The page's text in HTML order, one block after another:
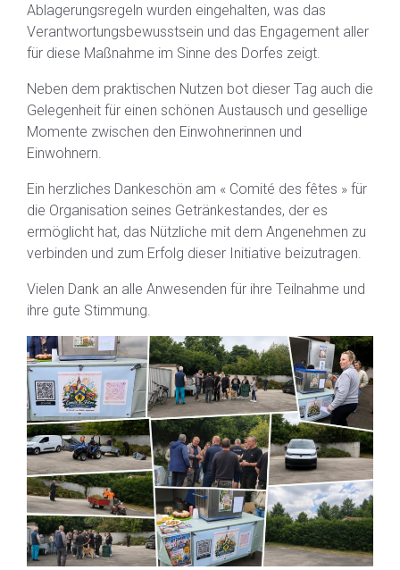
Ablagerungsregeln wurden eingehalten, was das
Verantwortungsbewusstsein und das Engagement aller
für diese Maßnahme im Sinne des Dorfes zeigt.
Neben dem praktischen Nutzen bot dieser Tag auch die
Gelegenheit für einen schönen Austausch und gesellige
Momente zwischen den Einwohnerinnen und
Einwohnern.
Ein herzliches Dankeschön am « Comité des fêtes » für
die Organisation seines Getränkestandes, der es
ermöglicht hat, das Nützliche mit dem Angenehmen zu
verbinden und zum Erfolg dieser Initiative beizutragen.
Vielen Dank an alle Anwesenden für ihre Teilnahme und
ihre gute Stimmung.